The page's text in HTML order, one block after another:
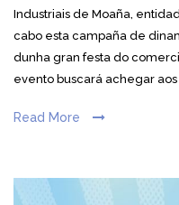
Industriais de Moaña,
cabo esta campaña de
dunha gran festa do
evento buscará achegar
Read More